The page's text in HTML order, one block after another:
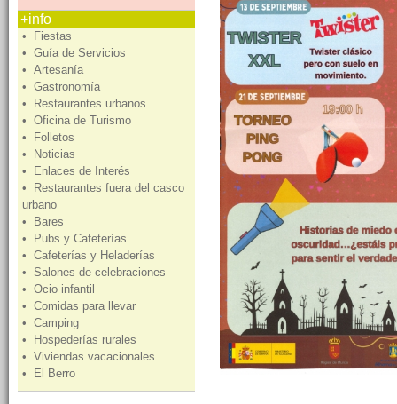
+info
• Fiestas
• Guía de Servicios
• Artesanía
• Gastronomía
• Restaurantes urbanos
• Oficina de Turismo
• Folletos
• Noticias
• Enlaces de Interés
• Restaurantes fuera del casco
urbano
• Bares
• Pubs y Cafeterías
• Cafeterías y Heladerías
• Salones de celebraciones
• Ocio infantil
• Comidas para llevar
• Camping
• Hospederías rurales
• Viviendas vacacionales
• El Berro